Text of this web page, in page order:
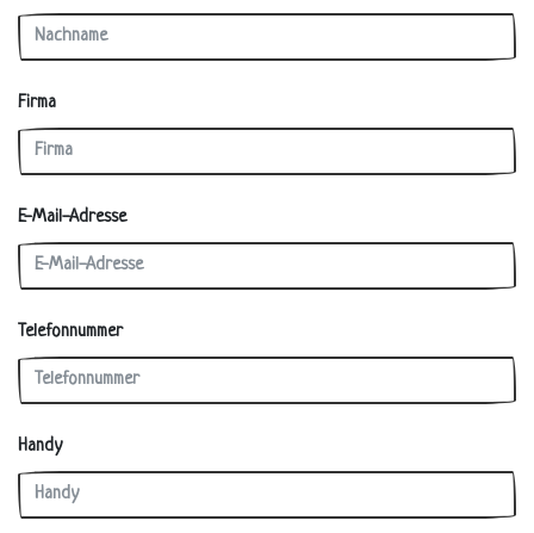
Firma
E-Mail-Adresse
Telefonnummer
Handy